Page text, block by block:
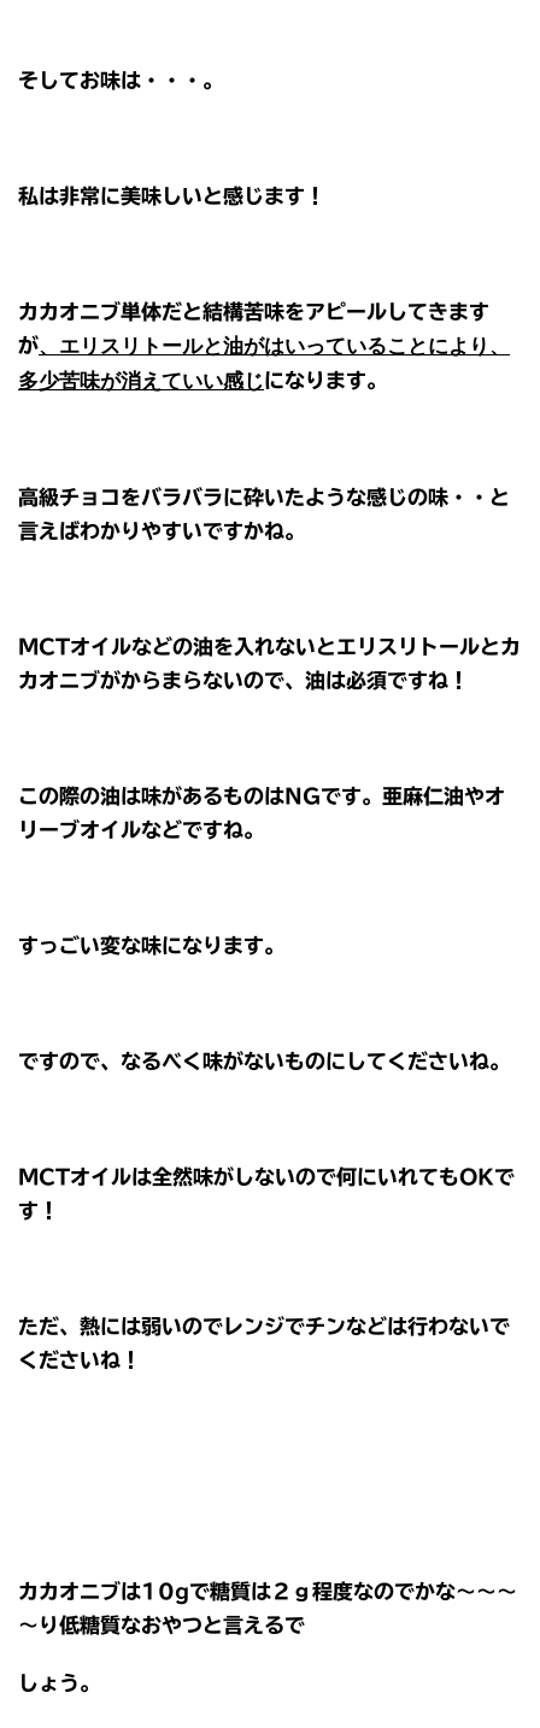
そしてお味は・・・。
私は非常に美味しいと感じます！
カカオニブ単体だと結構苦味をアピールしてきます
が、エリスリトールと油がはいっていることにより、
多少苦味が消えていい感じになります。
高級チョコをバラバラに砕いたような感じの味・・と
言えばわかりやすいですかね。
MCTオイルなどの油を入れないとエリスリトールとカ
カオニブがからまらないので、油は必須ですね！
この際の油は味があるものはNGです。亜麻仁油やオ
リーブオイルなどですね。
すっごい変な味になります。
ですので、なるべく味がないものにしてくださいね。
MCTオイルは全然味がしないので何にいれてもOKで
す！
ただ、熱には弱いのでレンジでチンなどは行わないで
くださいね！
カカオニブは10gで糖質は２ｇ程度なのでかな～～～
～り低糖質なおやつと言えるで
しょう。